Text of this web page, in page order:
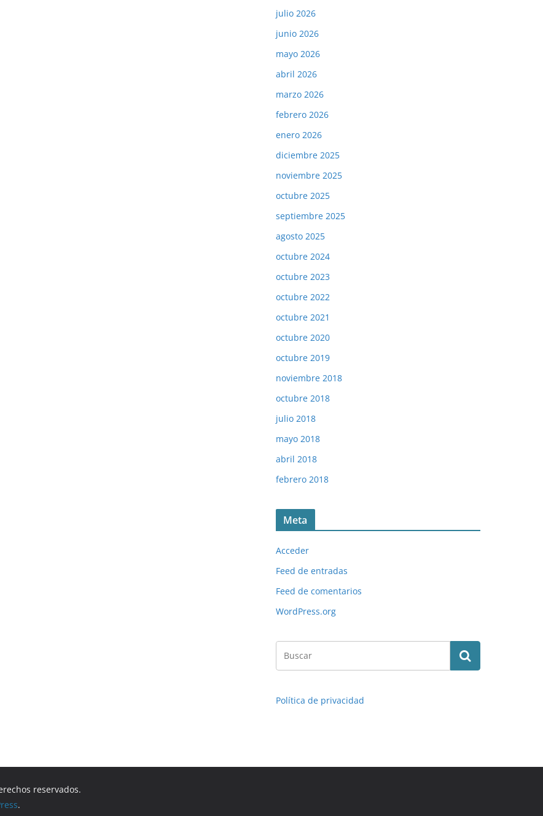
julio 2026
junio 2026
mayo 2026
abril 2026
marzo 2026
febrero 2026
enero 2026
diciembre 2025
noviembre 2025
octubre 2025
septiembre 2025
agosto 2025
octubre 2024
octubre 2023
octubre 2022
octubre 2021
octubre 2020
octubre 2019
noviembre 2018
octubre 2018
julio 2018
mayo 2018
abril 2018
febrero 2018
Meta
Acceder
Feed de entradas
Feed de comentarios
WordPress.org
Política de privacidad
reservados.
.